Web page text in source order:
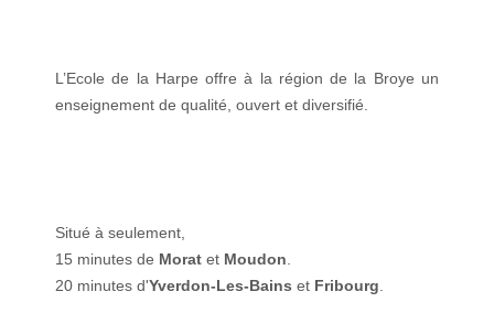
L’Ecole de la Harpe offre à la région de la Broye un
enseignement de qualité, ouvert et diversifié.
Situé à seulement,
15 minutes de Morat et Moudon
20 minutes d'Yverdon-Les-Bains et Fribourg